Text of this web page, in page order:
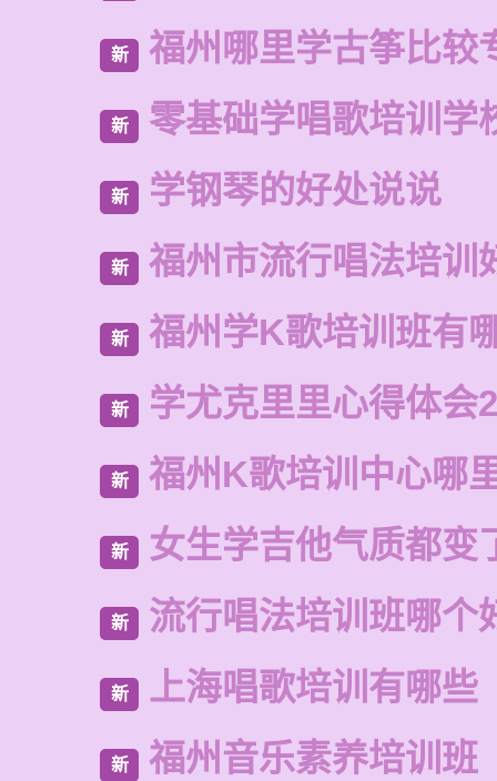
新 福州哪里学古筝比较
新 零基础学唱歌培训学
新 学钢琴的好处说说
新 福州市流行唱法培训
新 福州学K歌培训班有
新 学尤克里里心得体会
新 福州K歌培训中心哪
新 女生学吉他气质都变
新 流行唱法培训班哪个
新 上海唱歌培训有哪些
新 福州音乐素养培训班